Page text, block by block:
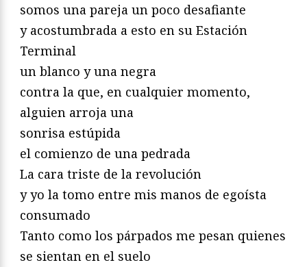
somos una pareja un poco desafiante
y acostumbrada a esto en su Estación
Terminal
un blanco y una negra
contra la que, en cualquier momento,
alguien arroja una
sonrisa estúpida
el comienzo de una pedrada
La cara triste de la revolución
y yo la tomo entre mis manos de egoísta
consumado
Tanto como los párpados me pesan quienes
se sientan en el suelo